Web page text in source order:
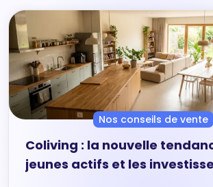
Nos conseils de vente
Coliving : la nouvelle
jeunes actifs et les